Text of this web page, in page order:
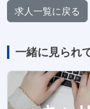
求人一覧に戻る
一緒に見られ